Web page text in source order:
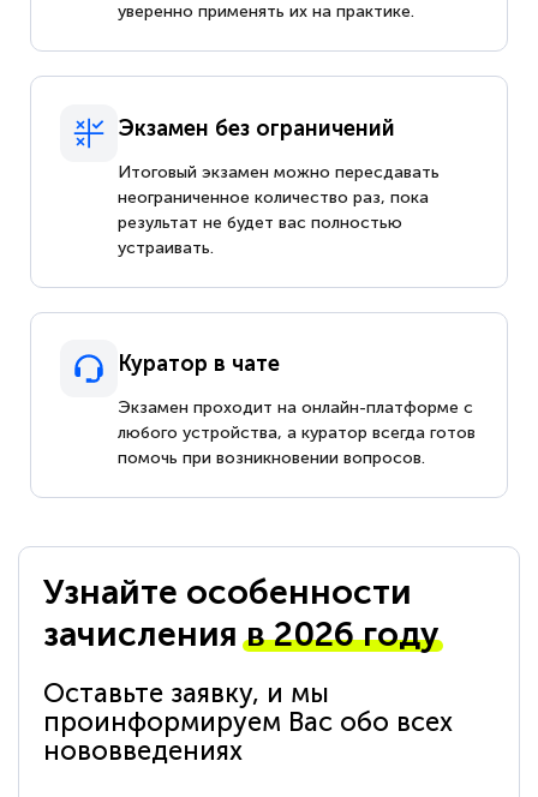
уверенно применять их на практике.
Экзамен без ограничений
Итоговый экзамен можно пересдавать
неограниченное количество раз, пока
результат не будет вас полностью
устраивать.
Куратор в чате
Экзамен проходит на онлайн-платформе с
любого устройства, а куратор всегда готов
помочь при возникновении вопросов.
Узнайте особенности
зачисленияв 2026 году
Оставьте заявку, и мы
проинформируем Вас обо всех
нововведениях